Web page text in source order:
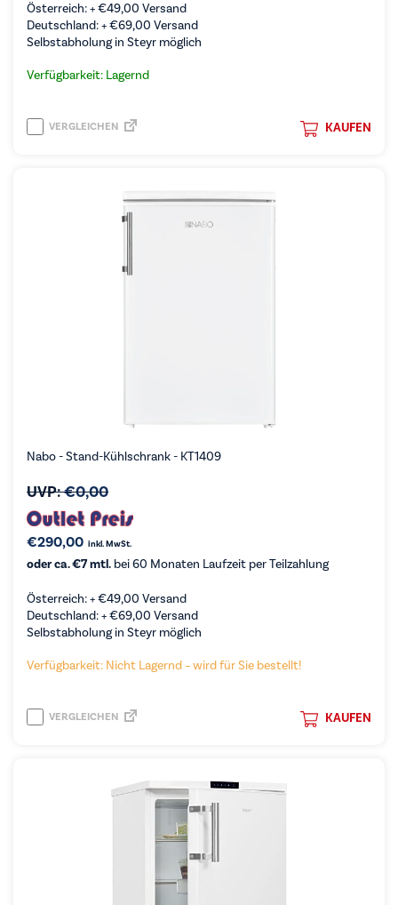
Österreich: +€49,00 Versand
Deutschland: +€69,00 Versand
Selbstabholung in Steyr möglich
Verfügbarkeit: Lagernd
KAUFEN
VERGLEICHEN
Nabo - Stand-Kühlschrank - KT1409
UVP:€0,00
€290,00 inkl. MwSt.
oder ca. €7 mtl. bei 60 Monaten Laufzeit per Teilzahlung
Österreich: +€49,00 Versand
Deutschland: +€69,00 Versand
Selbstabholung in Steyr möglich
Verfügbarkeit: Nicht Lagernd – wird für Sie bestellt!
KAUFEN
VERGLEICHEN